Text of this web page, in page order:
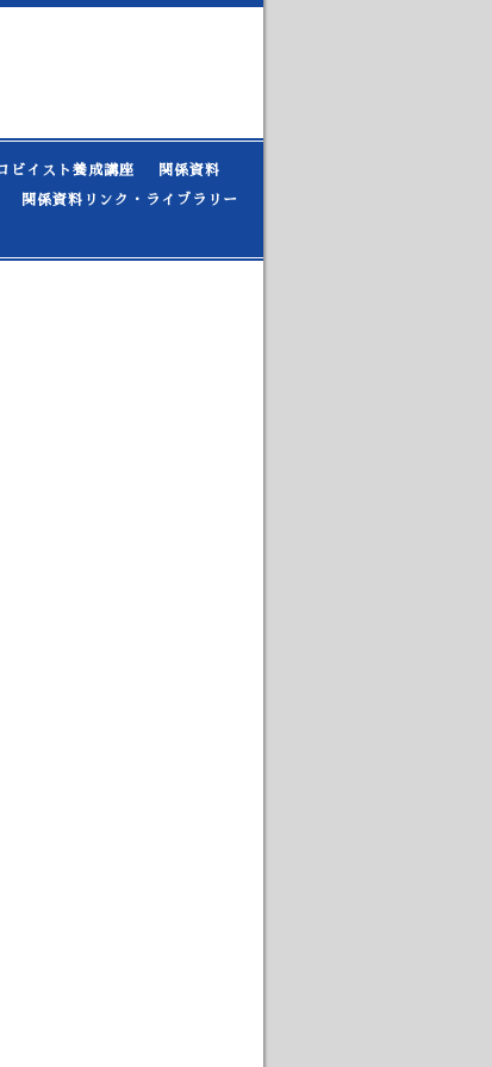
ビイスト養成講座 関係資料
関係資料リンク・ライブラリー